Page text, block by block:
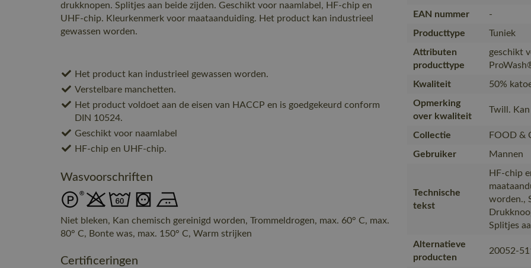
drukknopen. Splitjes aan beide zijden. Geschikt voor naamlabel, HF-chip en
UHF-chip. Kleurkenmerk voor maataanduiding. Het product kan industrieel
gewassen worden.
Het product kan industrieel gewassen worden.
Verstelbare manchetten.
Het product voldoet aan de eisen van HACCP en is goedgekeurd conform
DIN 10524.
Geschikt voor naamlabel
HF-chip en UHF-chip.
Wasvoorschriften
Niet bleken, Kan chemisch gereinigd worden, Trommeldrogen, max. 60° C, max.
80° C, Bonte was, max. 150° C, Warm strijken
Certificeringen
EAN nummer
-
Producttype
Tuniek
Attributen
producttype
geschikt
Kwaliteit
50%
Opmerking
over kwaliteit
Twill.
Collectie
FOOD &
Gebruiker
Mannen
Technische
tekst
HF-chip
worden.,
Splitjes
Alternatieve
producten
20052-